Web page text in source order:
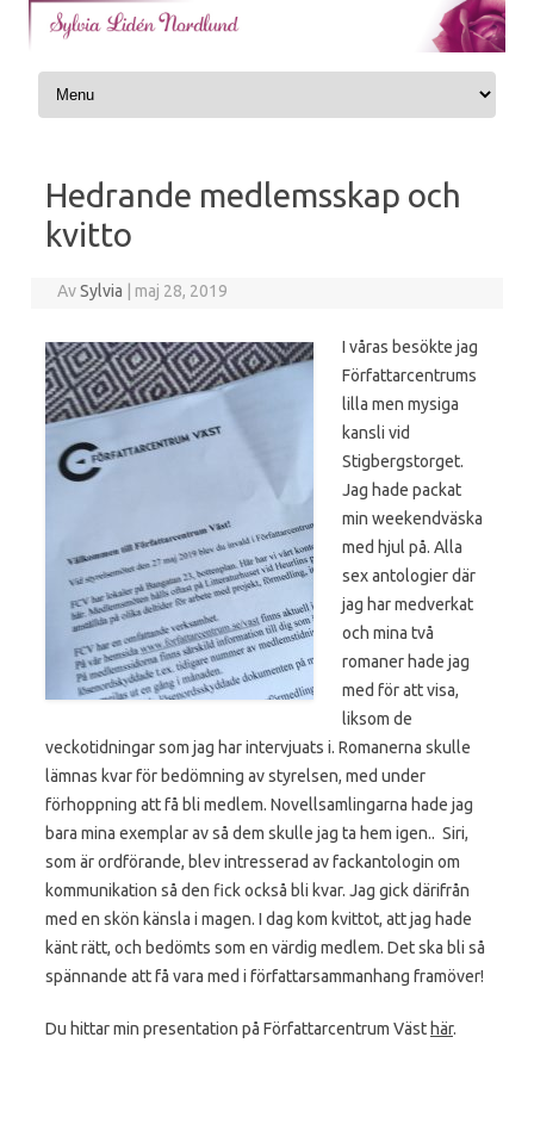
Skip to content
Hedrande medlemsskap och
kvitto
AvSylvia maj 28, 2019
I våras besökte jag
Författarcentrums
lilla men mysiga
kansli vid
Stigbergstorget.
Jag hade packat
min weekendväska
med hjul på. Alla
sex antologier där
jag har medverkat
och mina två
romaner hade jag
med för att visa,
liksom de
veckotidningar som jag har intervjuats i. Romanerna skulle
lämnas kvar för bedömning av styrelsen, med under
förhoppning att få bli medlem. Novellsamlingarna hade jag
bara mina exemplar av så dem skulle jag ta hem igen.. Siri,
som är ordförande, blev intresserad av fackantologin om
kommunikation så den fick också bli kvar. Jag gick därifrån
med en skön känsla i magen. I dag kom kvittot, att jag hade
känt rätt, och bedömts som en värdig medlem. Det ska bli så
spännande att få vara med i författarsammanhang framöver!
Du hittar min presentation på Författarcentrum Väst här.